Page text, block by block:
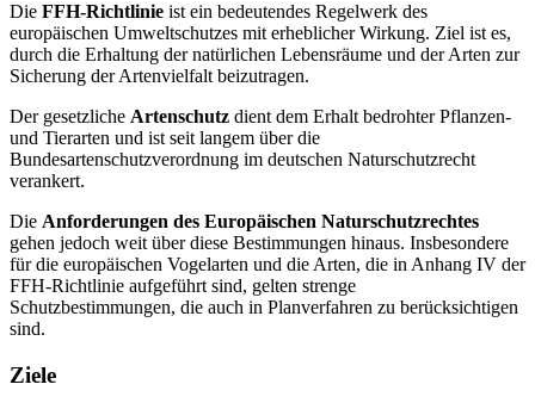
Die FFH-Richtlinie ist ein bedeutendes Regelwerk des
europäischen Umweltschutzes mit erheblicher Wirkung. Ziel ist es,
durch die Erhaltung der natürlichen Lebensräume und der Arten zur
Sicherung der Artenvielfalt beizutragen.
Der gesetzliche Artenschutz dient dem Erhalt bedrohter Pflanzen-
und Tierarten und ist seit langem über die
Bundesartenschutzverordnung im deutschen Naturschutzrecht
verankert.
Die Anforderungen des Europäischen Naturschutzrechtes
gehen jedoch weit über diese Bestimmungen hinaus. Insbesondere
für die europäischen Vogelarten und die Arten, die in Anhang IV der
FFH-Richtlinie aufgeführt sind, gelten strenge
Schutzbestimmungen, die auch in Planverfahren zu berücksichtigen
sind.
Ziele